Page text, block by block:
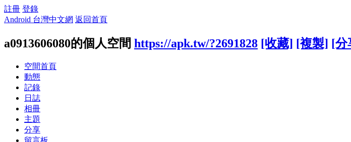
註冊 登錄
Android 台灣中文網 返回首頁
a0913606080的個人空間 https://apk.tw/?2691828 [收藏] [複製] [分
空間首頁
動態
記錄
日誌
相冊
主題
分享
留言板